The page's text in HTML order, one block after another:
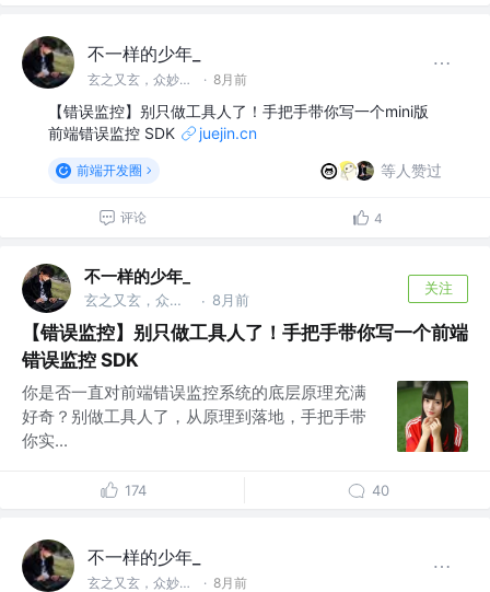
不一样的少年_
玄之又玄，众妙之门 · 8月前
【错误监控】别只做工具人了！手把手带你写一个mini版
前端错误监控 SDK
juejin.cn
前端开发圈 等人赞过
评论 4
不一样的少年_
玄之又玄，众妙之门 · 8月前
关注
【错误监控】别只做工具人了！手把手带你写一个前端
错误监控 SDK
你是否一直对前端错误监控系统的底层原理充满
好奇？别做工具人了，从原理到落地，手把手带
你实...
174 40
不一样的少年_
玄之又玄，众妙之门 · 8月前